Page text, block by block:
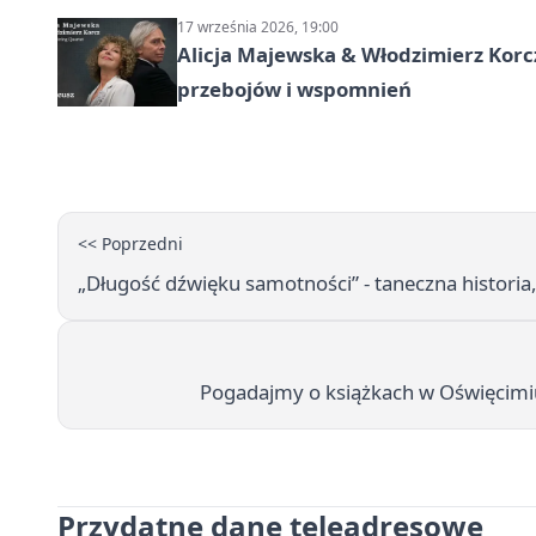
17 września 2026, 19:00
Alicja Majewska & Włodzimierz
przebojów i wspomnień
<< Poprzedni
„Długość dźwięku samotności” - taneczna
Pogadajmy o książkach w
Przydatne dane teleadresowe